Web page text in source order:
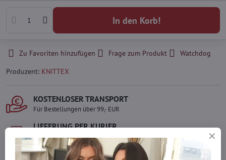
In den Korb!
Zu Favoriten hinzufügen Frage zum Produkt
Watchdog
Produzent: KNITTEX
KOSTENLOSER TRANSPORT
Für Bestellungen über 99,- EUR
LIEFERUNG PER KURIER
Schnell und direkt nach Hause.
SICHERE ZAHLUNGEN